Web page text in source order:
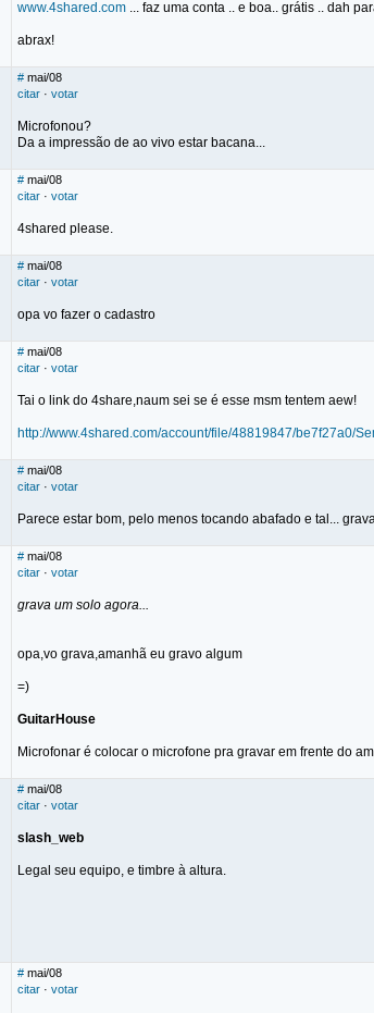
www.4shared.com ... faz uma conta .. e boa.. grátis .. dah
abrax!
# mai/08
citar · votar
Microfonou?
Da a impressão de ao vivo estar bacana...
# mai/08
citar · votar
4shared please.
# mai/08
citar · votar
opa vo fazer o cadastro
# mai/08
citar · votar
Tai o link do 4share,naum sei se é esse msm tentem aew!
http://www.4shared.com/account/file/48819847/be7f27a0/
# mai/08
citar · votar
Parece estar bom, pelo menos tocando abafado e tal...
# mai/08
citar · votar
grava um solo agora...
opa,vo grava,amanhã eu gravo algum
=)
GuitarHouse
Microfonar é colocar o microfone pra gravar em frente do
# mai/08
citar · votar
slash_web
Legal seu equipo, e timbre à altura.
# mai/08
citar · votar